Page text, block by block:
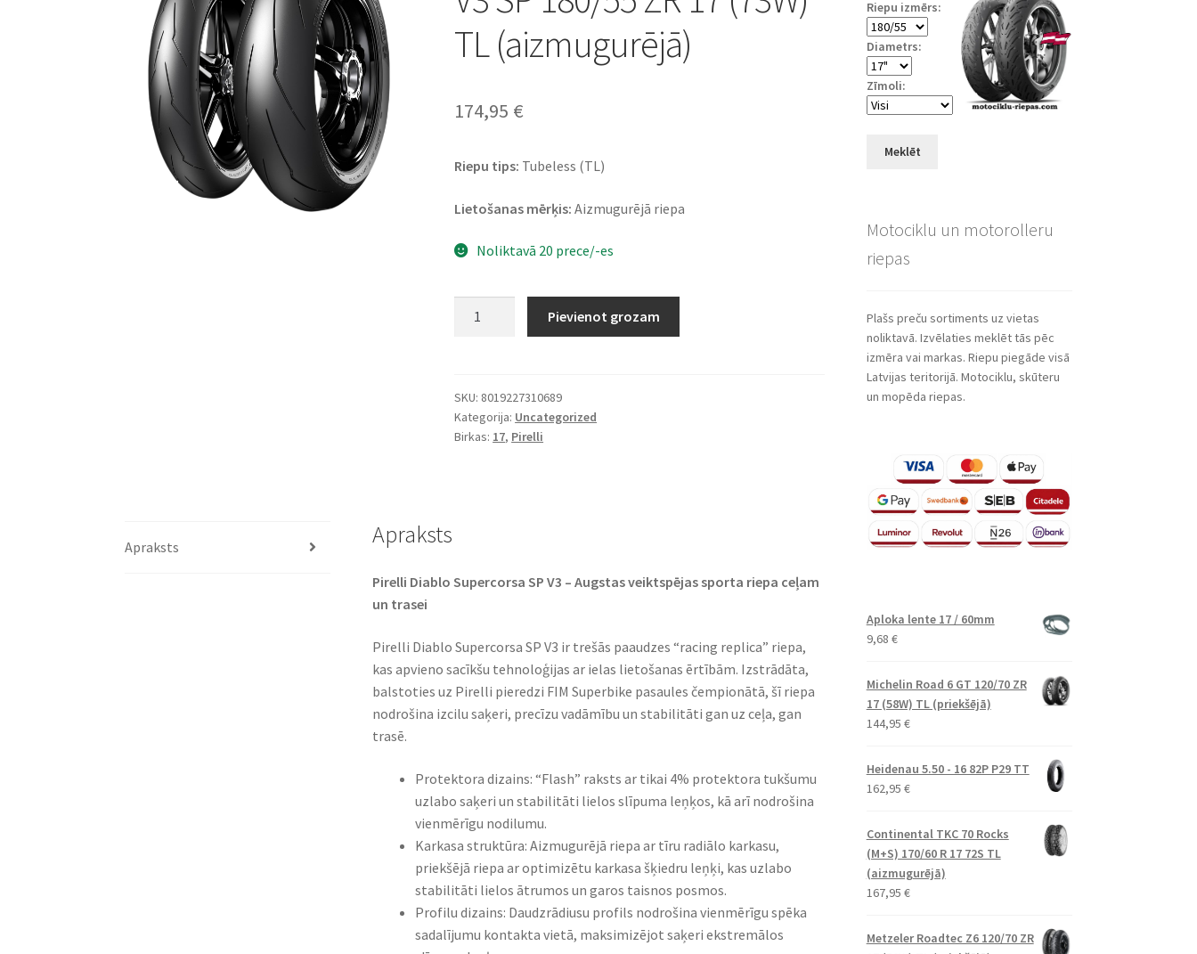
TL (aizmugurējā)
174,95 €
Riepu tips: Tubeless (TL)
Lietošanas mērķis: Aizmugurējā riepa
Noliktavā 20 prece/-es
SP
180/55
ZR
Pievienot grozam
SKU: 8019227310689
Kategorija: Uncategorized
Birkas: 17, Pirelli
Apraksts Apraksts
Pirelli Diablo Supercorsa SP V3 – Augstas veiktspējas sporta riepa ceļam
un trasei
Pirelli Diablo Supercorsa SP V3 ir trešās paaudzes “racing replica” riepa,
kas apvieno sacīkšu tehnoloģijas ar ielas lietošanas ērtībām. Izstrādāta,
balstoties uz Pirelli pieredzi FIM Superbike pasaules čempionātā, šī riepa
nodrošina izcilu saķeri, precīzu vadāmību un stabilitāti gan uz ceļa, gan
trasē.
Protektora dizains: “Flash” raksts ar tikai 4% protektora tukšumu
uzlabo saķeri un stabilitāti lielos slīpuma leņķos, kā arī nodrošina
vienmērīgu nodilumu.
Karkasa struktūra: Aizmugurējā riepa ar tīru radiālo karkasu,
priekšējā riepa ar optimizētu karkasa šķiedru leņķi, kas uzlabo
stabilitāti lielos ātrumos un garos taisnos posmos.
Profilu dizains: Daudzrādiusu profils nodrošina vienmērīgu spēka
sadalījumu kontakta vietā, maksimizējot saķeri ekstremālos
Riepu izmērs:
Diametrs:
Zīmoli:
Meklēt
Motociklu un motorolleru
riepas
Plašs preču sortiments uz vietas
noliktavā. Izvēlaties meklēt tās pēc
izmēra vai markas. Riepu piegāde visā
Latvijas teritorijā. Motociklu, skūteru
un mopēda riepas.
Aploka lente 17 / 60mm
9,68 €
Michelin Road 6 GT 120/70 ZR
17 (58W) TL (priekšējā)
144,95 €
Heidenau 5.50 - 16 82P P29 TT
162,95 €
Continental TKC 70 Rocks
(M+S) 170/60 R 17 72S TL
(aizmugurējā)
167,95 €
Metzeler Roadtec Z6 120/70 ZR